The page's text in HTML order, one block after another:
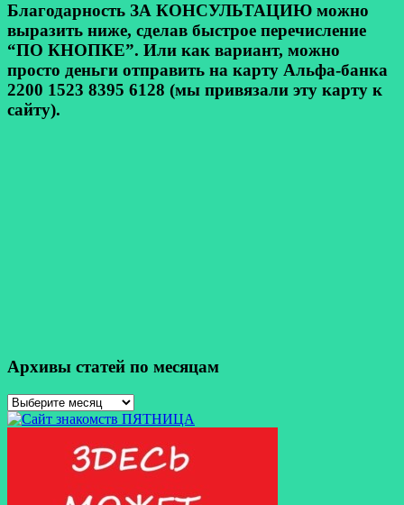
Благодарность ЗА КОНСУЛЬТАЦИЮ можно
выразить ниже, сделав быстрое перечисление
“ПО КНОПКЕ”. Или как вариант, можно
просто деньги отправить на карту Альфа-банка
2200 1523 8395 6128 (мы привязали эту карту к
сайту).
Архивы статей по месяцам
Архивы
статей